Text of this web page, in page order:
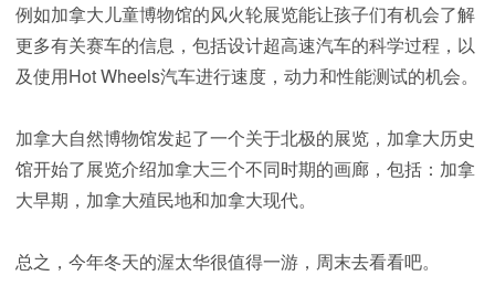
例如加拿大儿童博物馆的风火轮展览能让孩子们有机会了解
更多有关赛车的信息，包括设计超高速汽车的科学过程，以
及使用Hot Wheels汽车进行速度，动力和性能测试的机会。
加拿大自然博物馆发起了一个关于北极的展览，加拿大历史
馆开始了展览介绍加拿大三个不同时期的画廊，包括：加拿
大早期，加拿大殖民地和加拿大现代。
总之，今年冬天的渥太华很值得一游，周末去看看吧。